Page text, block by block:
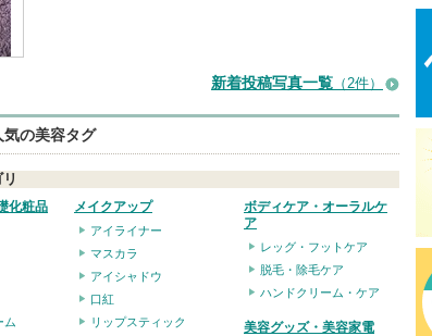
新着投稿写真一覧 （2件）
の美容タグ
化粧品
ム
メイクアップ
アイライナー
マスカラ
アイシャドウ
口紅
リップスティック
ボディケア・オーラルケ
ア
レッグ・フットケア
脱毛・除毛ケア
ハンドクリーム・ケア
美容グッズ・美容家電